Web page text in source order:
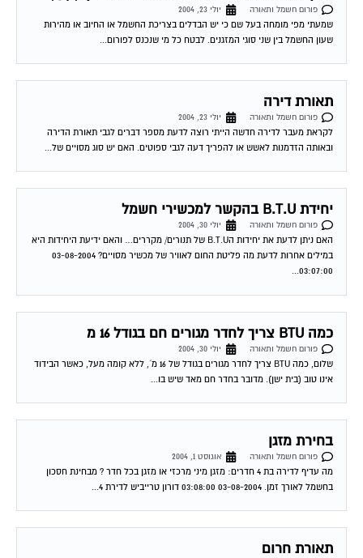
שמעתי מפי מומחה בעל שם כי יש הבדלים בצריכת החשמל או החיוב או מהירות
שעון החשמל בין שני סוגי המזגנים. לבטח כל מי שנכנס לפורום...
תאורת דירה
פורום חשמל ותאורה
לקראת מעבר לדירה חדשה הייתי רוצה לדעת מספר דברים לגבי תאורת הדירה
ובאותה הזדמנות לאשש או להפריך דעה לגבי ספוטים. האם יש סוג מסויים של...
יחידת B.T.U בהקשר למכשירי חשמל
פורום חשמל ותאורה
יולי 30, 2004
האם ניתן לדעת את יחידות הB.T.U של תנורים/ מקררים… והאם ידיעת היחידות היא
במילים אחרות לדעת מה פליטת החום לאוויר של מכשיר מסויים? 03-08-2004
03:07:00...
כמה BTU צריך לחדר מגורים חם בגודל 16 מ
פורום חשמל ותאורה
יולי 30, 2004
אינו טוב (בית ישן). מדובר בחדר חם מאד שיש בו...
בחירת מזגן
פורום חשמל ותאורה
מה עדיף לדירה בת 4 חדרים: מזגן מיני מרכזי או מזגן בכל חדר ? מבחינת חסכון
בחשמל לאורך זמן. 03-08-2004 03:08:00 דורון טרייביש לדירת 4...
תאורת חרום
פורום חשמל ותאורה